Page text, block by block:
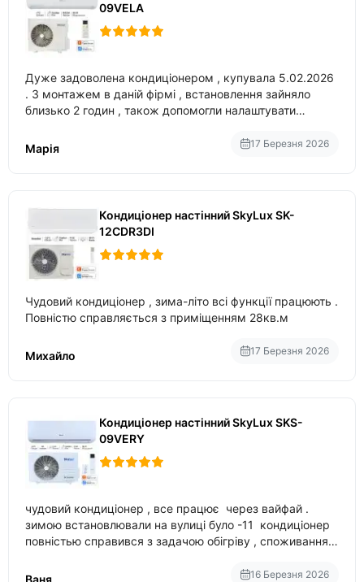
09VELA
Дуже задоволена кондиціонером , купувала 5.02.2026
. З монтажем в даній фірмі , встановлення зайняло
близько 2 годин , також допомогли налаштувати
Марія
17 Березня 2026
Кондиціонер настінний SkyLux SK-
12CDR3DI
Чудовий кондиціонер , зима-літо всі функції працюють .
Повністю справляється з приміщенням 28кв.м
Михайло 17 Березня 2026
Кондиціонер настінний SkyLux SKS-
09VERY
чудовий кондиціонер , все працює через вайфай .
зимою встановлювали на вулиці було -11 кондиціонер
повністью справився з задачою обігріву , споживання
температури
16 Березня 2026